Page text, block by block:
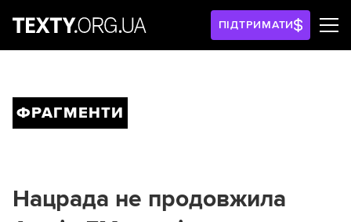
ПІДТРИМАТИ
ФРАГМЕНТИ
Нацрада не продовжила